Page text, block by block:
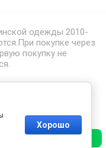
одежды 2010-
покупке через
покупку не
Написать
Хорошо